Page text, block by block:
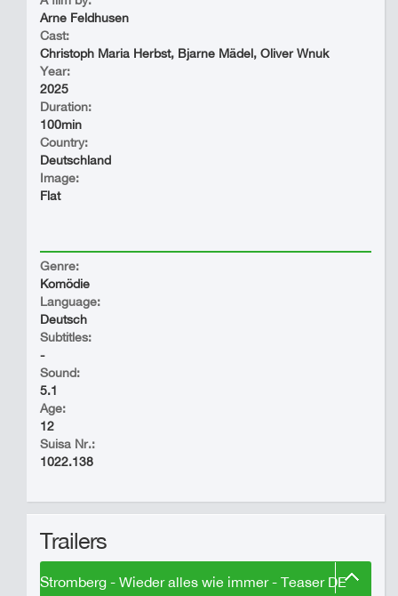
Arne Feldhusen
Cast:
Christoph Maria Herbst, Bjarne Mädel, Oliver Wnuk
Year:
2025
Duration:
100min
Country:
Deutschland
Image:
Flat
Genre:
Komödie
Language:
Deutsch
Subtitles:
-
Sound:
5.1
Age:
12
Suisa Nr.:
1022.138
Trailers
Stromberg - Wieder alles wie immer - Teaser DE